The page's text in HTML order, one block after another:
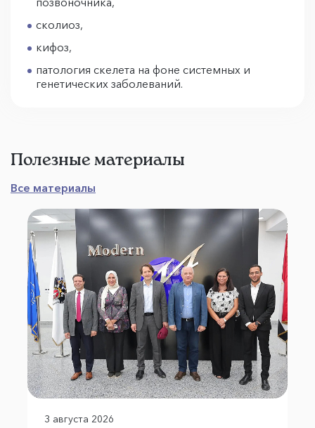
сколиоз,
кифоз,
патология скелета на фоне системных и
генетических заболеваний.
Полезные материалы
Все материалы
3 августа 2026